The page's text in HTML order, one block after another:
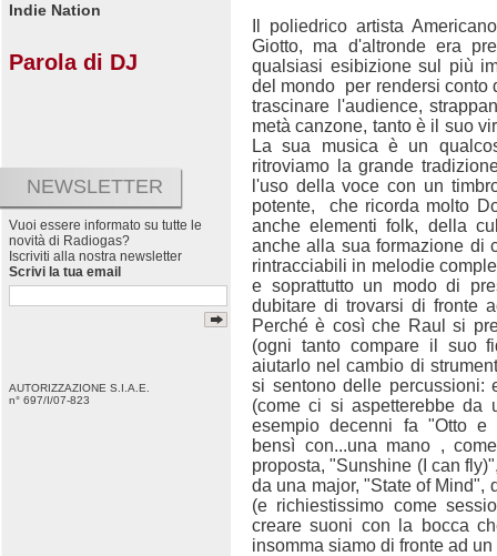
Indie Nation
Parola di DJ
NEWSLETTER
Vuoi essere informato su tutte le
novità di Radiogas?
Iscriviti alla nostra newsletter
Scrivi la tua email
AUTORIZZAZIONE S.I.A.E.
n° 697/I/07-823
Il poliedrico artista
Giotto, ma d'altronde era
qualsiasi esibizione sul più
del mondo per rendersi conto
trascinare l'audience,
metà canzone, tanto è il suo
La sua musica è un
ritroviamo la grande
l'uso della voce con un
potente,
che ricorda molto
anche elementi folk, della
anche alla sua formazione di
rintracciabili in melodie
e soprattutto un modo di
dubitare di trovarsi di fronte
Perché è così che Raul si
(ogni tanto compare il suo
aiutarlo nel cambio di
si sentono delle percussioni:
(come ci si aspetterebbe da
esempio decenni fa "Otto e
bensì con...una mano ,
proposta, "Sunshine (I can
da una major, "State of Mind",
(e richiestissimo come
creare suoni con la bocca
insomma siamo di fronte ad